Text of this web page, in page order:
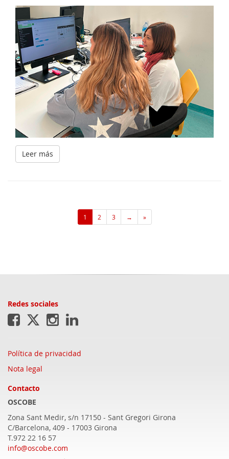
Leer más
1 2 3 → »
Redes sociales
Política de privacidad
Nota legal
Contacto
OSCOBE
Zona Sant Medir, s/n 17150 - Sant Gregori Girona
C/Barcelona, 409 - 17003 Girona
T.972 22 16 57
info@oscobe.com